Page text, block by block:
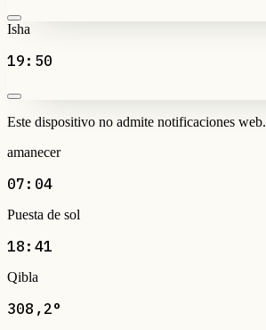
Isha
19:50
Este dispositivo no admite notificaciones web.
amanecer
07:04
Puesta de sol
18:41
Qibla
308,2°